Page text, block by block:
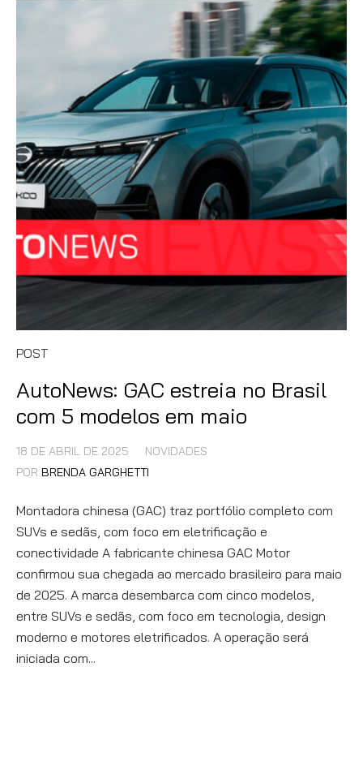
POST
AutoNews: GAC estreia no Brasil
com 5 modelos em maio
18 DE ABRIL DE 2025
NOVIDADES
POR BRENDA GARGHETTI
Montadora chinesa (GAC) traz portfólio completo com
SUVs e sedãs, com foco em eletrificação e
conectividade A fabricante chinesa GAC Motor
confirmou sua chegada ao mercado brasileiro para maio
de 2025. A marca desembarca com cinco modelos,
entre SUVs e sedãs, com foco em tecnologia, design
moderno e motores eletrificados. A operação será
iniciada com...